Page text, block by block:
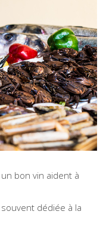
bon vin aident à
dédiée à la